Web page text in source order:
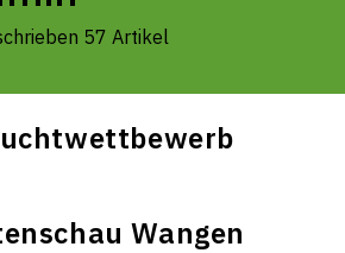
57 Artikel
Wangen